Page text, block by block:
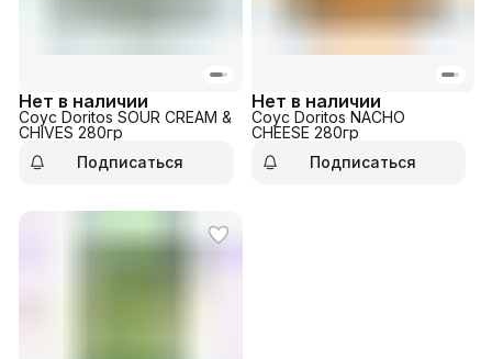
Нет в наличии
Соус Doritos SOUR CREAM &
CHIVES 280гр
Подписаться
Нет в наличии
Соус Doritos NACHO
CHEESE 280гр
Подписаться